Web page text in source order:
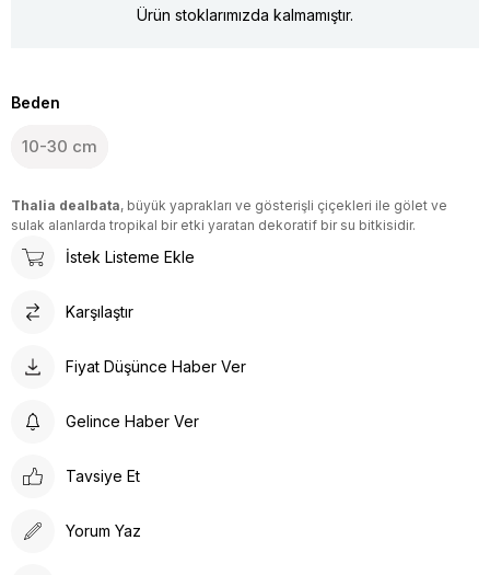
Ürün stoklarımızda kalmamıştır.
Beden
10-30 cm
Thalia dealbata, büyük yaprakları ve gösterişli çiçekleri ile gölet ve
sulak alanlarda tropikal bir etki yaratan dekoratif bir su bitkisidir.
İstek Listeme Ekle
Karşılaştır
Fiyat Düşünce Haber Ver
Gelince Haber Ver
Tavsiye Et
Yorum Yaz